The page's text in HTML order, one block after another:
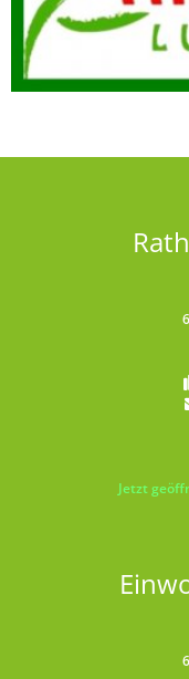
Klicken, um
Jetzt